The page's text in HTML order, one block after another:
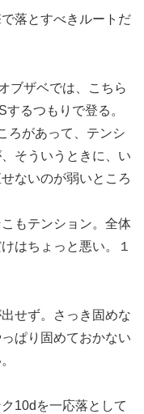
落とすべきルートだ
ブザベでは、こちら
るつもりで登る。
ろがあって、テンシ
そういうときに、い
ないのが弱いところ
もテンション。全体
はちょっと悪い。１
せず。さっき固めな
ぱり固めておかない
10dを一応落として